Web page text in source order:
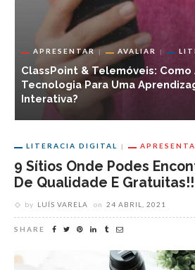
AVALIAR APRESENTAR
12 Ferramentas Gratuitas Para
Educativos
LITERACIA DIGITAL
9 Sítios Onde Podes
De Qualidade E
by LUÍS VARELA on 24 ABRIL, 2021
SHARE